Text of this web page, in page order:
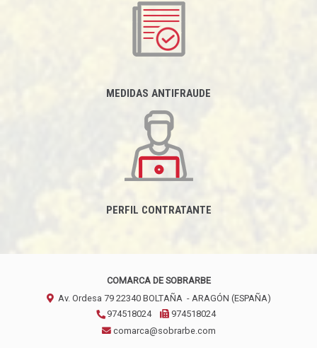
MEDIDAS ANTIFRAUDE
PERFIL CONTRATANTE
COMARCA DE SOBRARBE
Av. Ordesa 79 22340 BOLTAÑA - ARAGÓN (ESPAÑA)
974518024
974518024
comarca@sobrarbe.com